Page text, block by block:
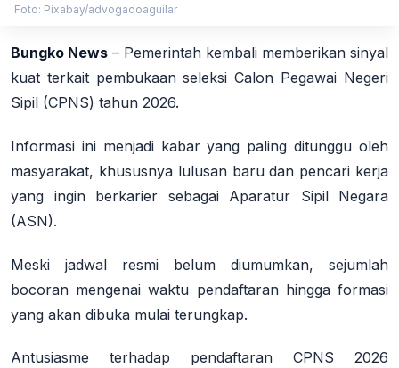
Foto: Pixabay/advogadoaguilar
Bungko News – Pemerintah kembali memberikan sinyal
kuat terkait pembukaan seleksi Calon Pegawai Negeri
Sipil (CPNS) tahun 2026.
Informasi ini menjadi kabar yang paling ditunggu oleh
masyarakat, khususnya lulusan baru dan pencari kerja
yang ingin berkarier sebagai Aparatur Sipil Negara
(ASN).
Meski jadwal resmi belum diumumkan, sejumlah
bocoran mengenai waktu pendaftaran hingga formasi
yang akan dibuka mulai terungkap.
Antusiasme terhadap pendaftaran CPNS 2026